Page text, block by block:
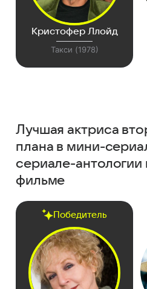
Кристофер Ллойд
Такси (1978)
Лучшая актриса
плана в мини-
сериале-антологии
фильме
Победитель